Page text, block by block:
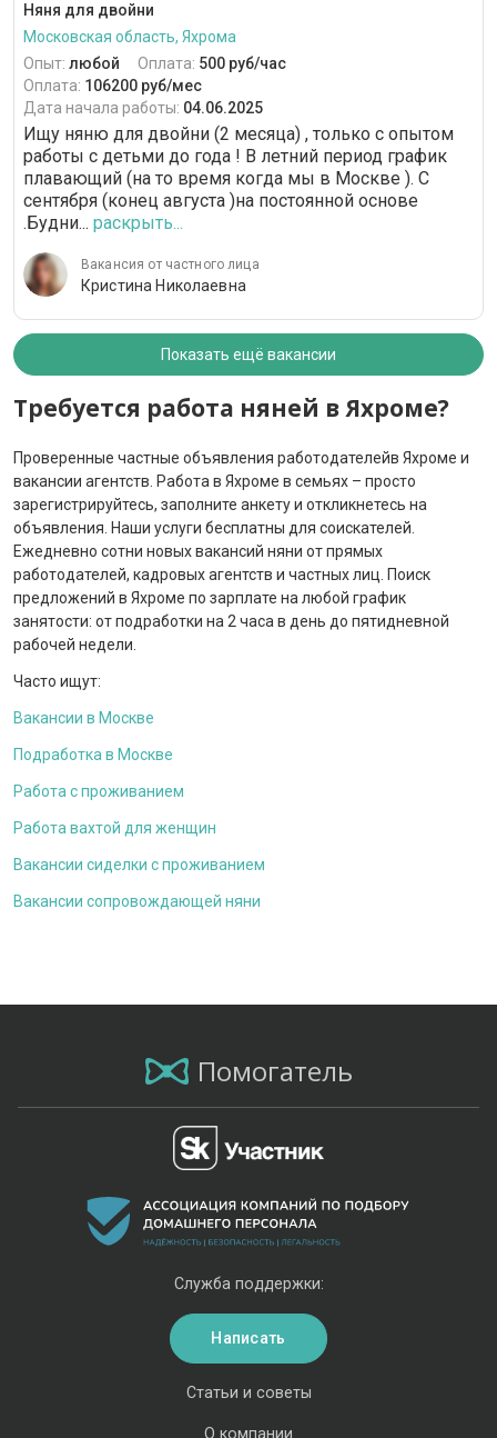
Няня для двойни
Московская область, Яхрома
Опыт: любой Оплата: 500 руб/час
Оплата: 106200 руб/мес
Дата начала работы: 04.06.2025
Ищу няню для двойни (2 месяца) , только с опытом
работы с детьми до года ! В летний период график
плавающий (на то время когда мы в Москве ). С
сентября (конец августа )на постоянной основе
.Будни... раскрыть...
Вакансия от частного лица
Кристина Николаевна
Показать ещё вакансии
Требуется работа няней в Яхроме?
Проверенные частные объявления работодателейв Яхроме и
вакансии агентств. Работа в Яхроме в семьях – просто
зарегистрируйтесь, заполните анкету и откликнетесь на
объявления. Наши услуги бесплатны для соискателей.
Ежедневно сотни новых вакансий няни от прямых
работодателей, кадровых агентств и частных лиц. Поиск
предложений в Яхроме по зарплате на любой график
занятости: от подработки на 2 часа в день до пятидневной
рабочей недели.
Часто ищут:
Вакансии в Москве
Подработка в Москве
Работа с проживанием
Работа вахтой для женщин
Вакансии сиделки с проживанием
Вакансии сопровождающей няни
Помогатель
Статьи и советы
О компании
Служба поддержки:
Написать